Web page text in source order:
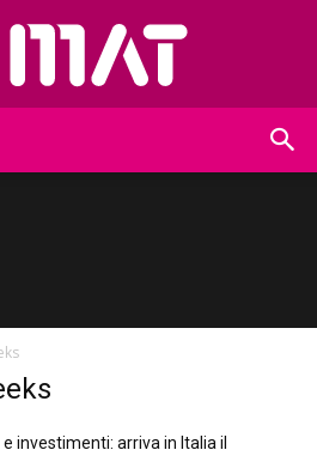
investimenti: arriva in Italia il